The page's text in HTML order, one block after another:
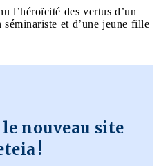
l’héroïcité des vertus d’un
séminariste et d’une jeune fille
nouveau site
!